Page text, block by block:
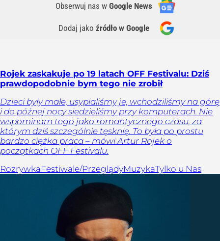
Obserwuj nas w Google News
Dodaj jako źródło w Google
Rojek zaskakuje po 19 latach OFF Festivalu: Dziś
prawdopodobnie bym tego nie zrobił
Dzieci były małe, usypialiśmy je, wchodziliśmy na górę
i do późnej nocy siedzieliśmy przy komputerach. Nie
wspominam tego jako romantycznego czasu, za
którym dziś szczególnie tęsknię. To była po prostu
bardzo ciężka praca – mówi Artur Rojek o
początkach OFF Festivalu.
RozrywkaFestiwale/PrzeglądyMuzykaTylko u Nas